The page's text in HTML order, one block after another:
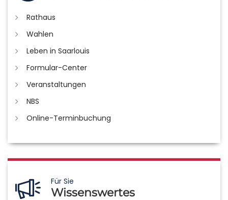
Rathaus
Wahlen
Leben in Saarlouis
Formular-Center
Veranstaltungen
NBS
Online-Terminbuchung
Für Sie
Wissenswertes